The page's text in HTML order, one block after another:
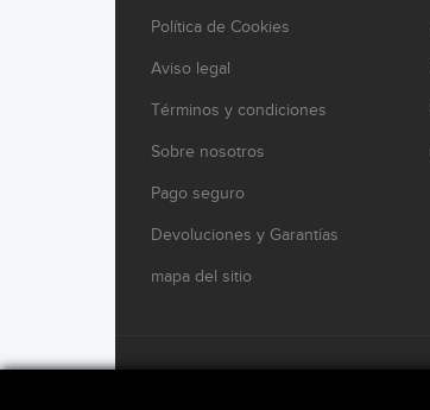
Política de Cookies
Aviso legal
Términos y condiciones
Sobre nosotros
Pago seguro
Devoluciones y Garantías
mapa del sitio